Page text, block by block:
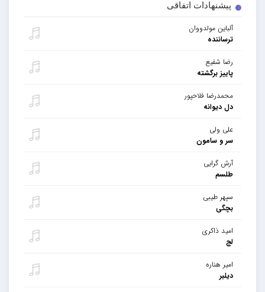
پیشنهادات اتفاقی
آلباین مولدووان
ترساننده
رضا شفیع
پاییز برگشته
محمدرضا فلاحپور
دل دیوانه
علی ولی
سر و سامون
آرش گرایی
طلسم
سپهر طیبی
بچگی
امید ذاکری
لج
امیر هناره
دیلبر